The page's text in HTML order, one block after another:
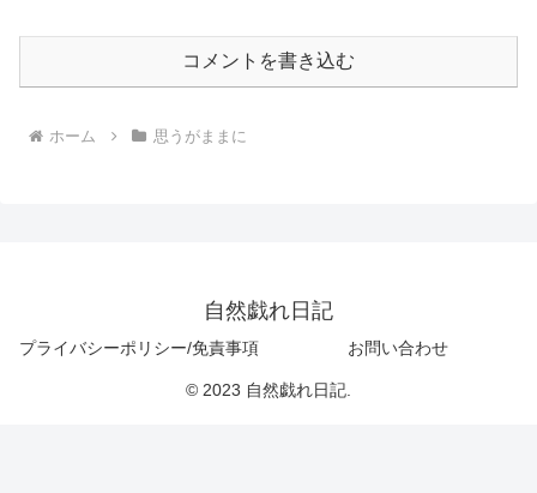
コメントを書き込む
ホーム 思うがままに
自然戯れ日記
プライバシーポリシー/免責事項 お問い合わせ
© 2023 自然戯れ日記.